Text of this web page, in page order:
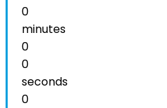
0
minutes
0
0
seconds
0